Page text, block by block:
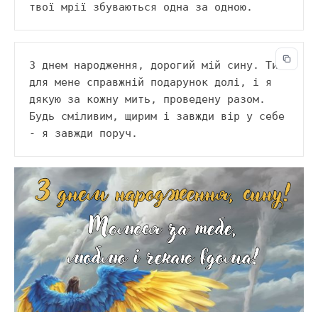
твої мрії збуваються одна за одною.
З днем народження, дорогий мій сину. Ти
для мене справжній подарунок долі, і я
дякую за кожну мить, проведену разом.
Будь сміливим, щирим і завжди вір у себе
- я завжди поруч.